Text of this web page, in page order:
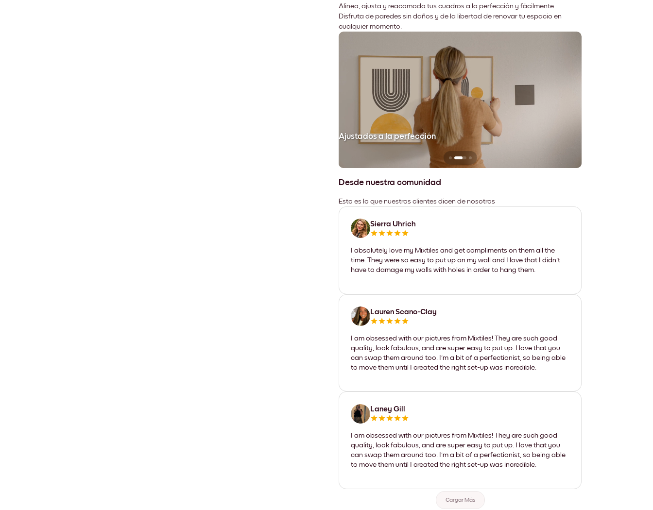
Alinea, ajusta y reacomoda tus cuadros a la perfección y fácilmente.
Disfruta de paredes sin daños y de la libertad de renovar tu espacio en
cualquier momento.
Ajustados a la perfección
Desde nuestra comunidad
Esto es lo que nuestros clientes dicen de nosotros
Sierra Uhrich
I absolutely love my Mixtiles and get compliments on them all the
time. They were so easy to put up on my wall and I love that I didn't
have to damage my walls with holes in order to hang them.
Lauren Scano-Clay
I am obsessed with our pictures from Mixtiles! They are such good
quality, look fabulous, and are super easy to put up. I love that you
can swap them around too. I'm a bit of a perfectionist, so being able
to move them until I created the right set-up was incredible.
Laney Gill
I am obsessed with our pictures from Mixtiles! They are such good
quality, look fabulous, and are super easy to put up. I love that you
can swap them around too. I'm a bit of a perfectionist, so being able
to move them until I created the right set-up was incredible.
Cargar Más